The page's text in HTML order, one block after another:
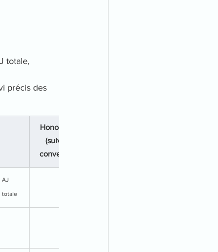
totale,
précis des
Honoraires
(suivant
convention)
AJ
totale